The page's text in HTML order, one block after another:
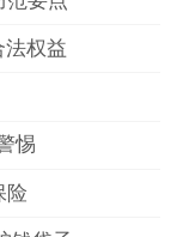
法权益
惕
险